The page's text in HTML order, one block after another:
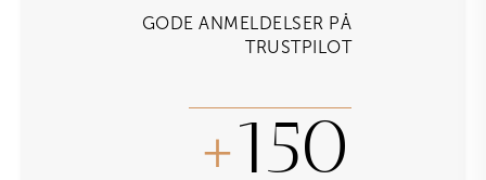
GODE ANMELDELSER PÅ
TRUSTPILOT
+150